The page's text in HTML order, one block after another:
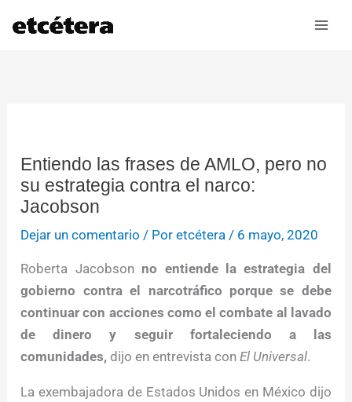
Entiendo las frases de AMLO, pero no
su estrategia contra el narco:
Jacobson
Dejar un comentario / Poretcétera / 6 mayo, 2020
Roberta Jacobson no entiende la estrategia del
gobierno contra el narcotráfico porque se debe
continuar con acciones como el combate al lavado
de dinero y seguir fortaleciendo a las
comunidades, dijo en entrevista conEl Universal.
La exembajadora de Estados Unidos en México dijo